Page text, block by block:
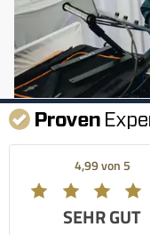
4,99 von 5
SEHR GUT